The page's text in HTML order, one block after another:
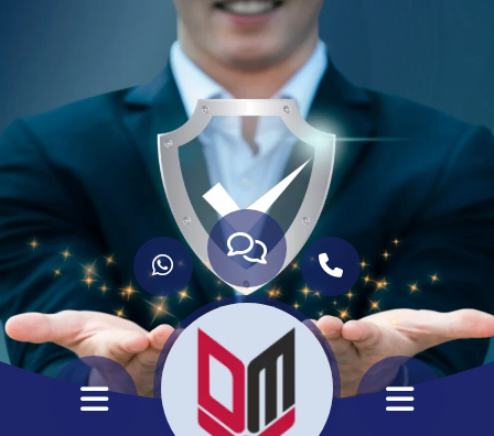
ANASAYFA
HİZMETLERİMİZ
HAKKIMIZDA
KURUMSAL
İLETİŞİM